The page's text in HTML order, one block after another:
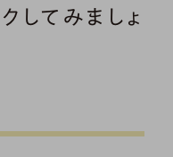
してみましょ